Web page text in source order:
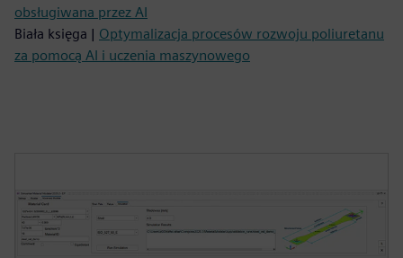
obsługiwana przez AI
Biała księga | Optymalizacja procesów rozwoju poliuretanu
za pomocą AI i uczenia maszynowego